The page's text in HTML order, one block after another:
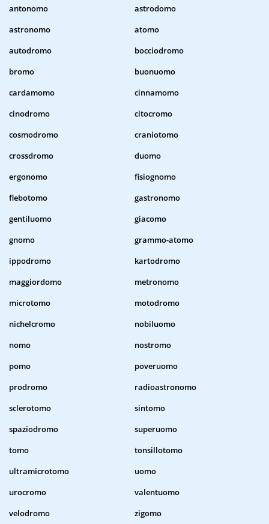
antonomo
astrodomo
astronomo
atomo
autodromo
bocciodromo
bromo
buonuomo
cardamomo
cinnamomo
cinodromo
citocromo
cosmodromo
craniotomo
crossdromo
duomo
ergonomo
fisiognomo
flebotomo
gastronomo
gentiluomo
giacomo
gnomo
grammo-atomo
ippodromo
kartodromo
maggiordomo
metronomo
microtomo
motodromo
nichelcromo
nobiluomo
nomo
nostromo
pomo
poveruomo
prodromo
radioastronomo
sclerotomo
sintomo
spaziodromo
superuomo
tomo
tonsillotomo
ultramicrotomo
uomo
urocromo
valentuomo
velodromo
zigomo